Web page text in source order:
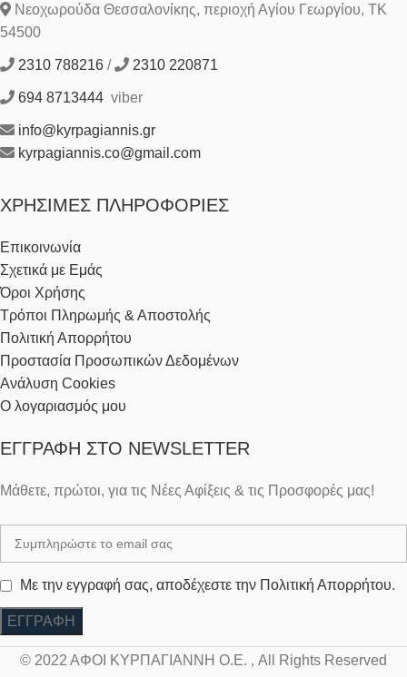
Νεοχωρούδα Θεσσαλονίκης, περιοχή Αγίου Γεωργίου, ΤΚ
54500
2310 788216 / 2310 220871
694 8713444 viber
info@kyrpagiannis.gr
kyrpagiannis.co@gmail.com
ΧΡΉΣΙΜΕΣ ΠΛΗΡΟΦΟΡΊΕΣ
Επικοινωνία
Σχετικά με Εμάς
Όροι Χρήσης
Τρόποι Πληρωμής & Αποστολής
Πολιτική Απορρήτου
Προστασία Προσωπικών Δεδομένων
Ανάλυση Cookies
Ο λογαριασμός μου
ΕΓΓΡΑΦΉ ΣΤΟ NEWSLETTER
Μάθετε, πρώτοι, για τις Νέες Αφίξεις & τις Προσφορές μας!
Με την εγγραφή σας, αποδέχεστε την Πολιτική Απορρήτου.
© 2022 ΑΦΟΙ ΚΥΡΠΑΓΙΑΝΝΗ Ο.Ε. , All Rights Reserved